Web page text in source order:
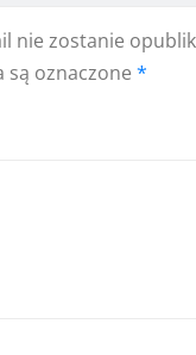
nie zostanie
są oznaczone *